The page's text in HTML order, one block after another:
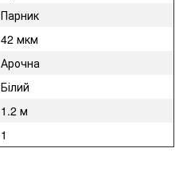
Парник
42 мкм
Арочна
Білий
1.2 м
1